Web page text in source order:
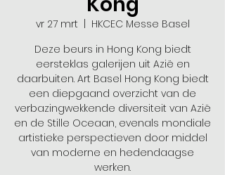
vr 27 mrt
HKCEC Messe Basel
Deze beurs in Hong Kong biedt
eersteklas galerijen uit Azië en
daarbuiten. Art Basel Hong Kong biedt
een diepgaand overzicht van de
verbazingwekkende diversiteit van Azië
en de Stille Oceaan, evenals mondiale
artistieke perspectieven door middel
van moderne en hedendaagse
werken.